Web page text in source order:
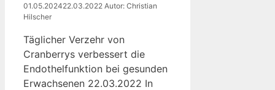
01.05.202422.03.2022 Autor: Christian
Hilscher
Täglicher Verzehr von
Cranberrys verbessert die
Endothelfunktion bei gesunden
Erwachsenen 22.03.2022 In